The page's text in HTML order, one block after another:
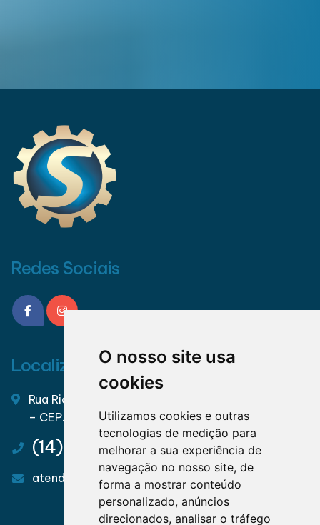
O nosso site usa
cookies
Utilizamos cookies e outras
tecnologias de medição para
melhorar a sua experiência de
navegação no nosso site, de
forma a mostrar conteúdo
personalizado, anúncios
direcionados, analisar o tráfego
Redes Sociais
Localização
Rua Rio Grande do Sul, 323 – Centro – Manduri/SP
– CEP. 18780-000
(14) 3356-1521
atendimento@sercofi.com.br